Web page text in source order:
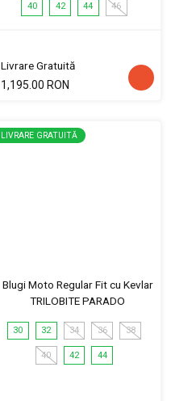
40 42 44 46
Livrare Gratuită
1,195.00 RON
LIVRARE GRATUITĂ
Blugi Moto Regular Fit cu Kevlar
TRILOBITE PARADO
30 32 34 36 38
40 42 44